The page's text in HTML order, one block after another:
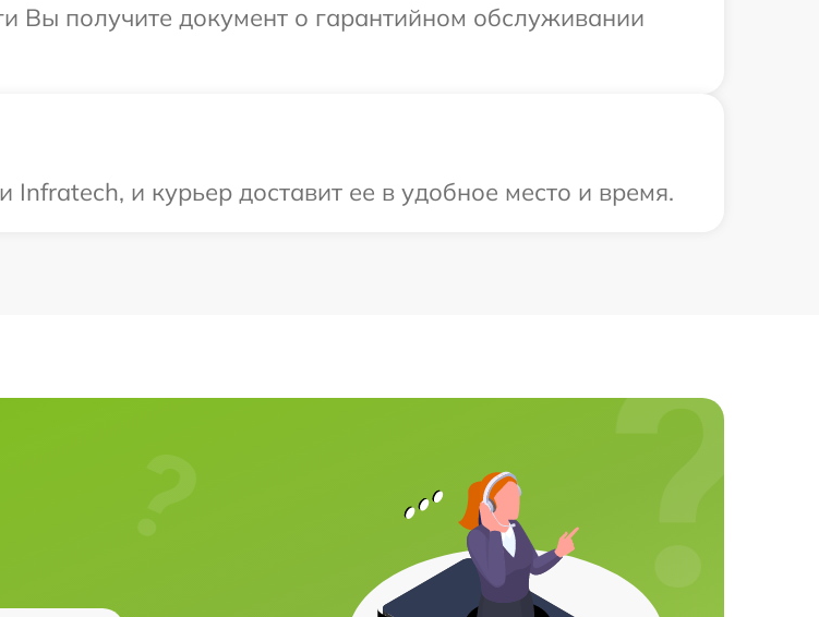
Вы получите документ о гарантийном обслуживании
и курьер доставит ее в удобное место и время.